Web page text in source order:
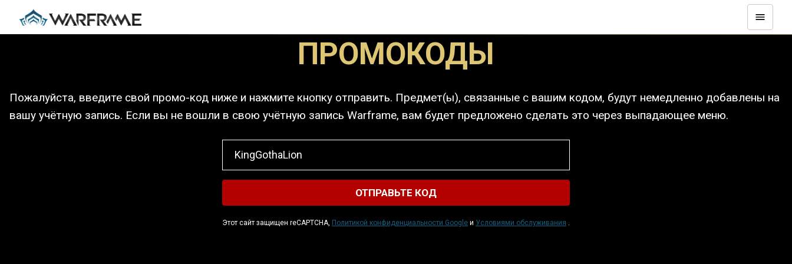
ПРОМОКОДЫ
Пожалуйста, введите свой промо-код ниже и нажмите кнопку отправить. Предмет(ы), связанные с вашим кодом, будут немедленно добавлены на
вашу учётную запись. Если вы не вошли в свою учётную запись Warframe, вам будет предложено сделать это через выпадающее меню.
Этот сайт защищен reCAPTCHA, Политикой конфиденциальности Google и Условиями обслуживания